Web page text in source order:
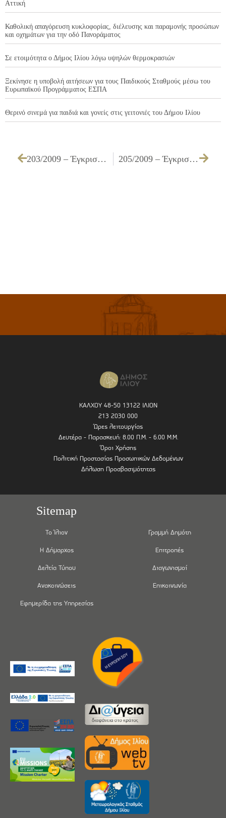
Αττική
Καθολική απαγόρευση κυκλοφορίας, διέλευσης και παραμονής προσώπων
και οχημάτων για την οδό Πανοράματος
Σε ετοιμότητα ο Δήμος Ιλίου λόγω υψηλών θερμοκρασιών
Ξεκίνησε η υποβολή αιτήσεων για τους Παιδικούς Σταθμούς μέσω του
Ευρωπαϊκού Προγράμματος ΕΣΠΑ
Θερινό σινεμά για παιδιά και γονείς στις γειτονιές του Δήμου Ιλίου
203/2009 – Έγκριση του απολογισμού της Σχολικής Επιτροπής του 21ου Νηπιαγωγείου Ιλίου οικονομικού έτους 2008 205/2009 – Έγκριση του απολογισμού της Σχολικής Επιτροπής του 27ου Νηπιαγωγείου Ιλίου οικονομικού έτους 2008
ΚΑΛΧΟΥ 48-50 13122 ΙΛΙΟΝ
213 2030 000
Ώρες λειτουργίας
Δευτέρα - Παρασκευή: 8.00 Π.Μ. - 6.00 Μ.Μ.
Όροι Χρήσης
Πολιτική Προστασίας Προσωπικών Δεδομένων
Δήλωση Προσβασιμότητας
Sitemap
Το Ίλιον
Η Δήμαρχος
Δελτία Τύπου
Ανακοινώσεις
Εφημερίδα της Υπηρεσίας
Γραμμή Δημότη
Επιτροπές
Διαγωνισμοί
Επικοινωνία